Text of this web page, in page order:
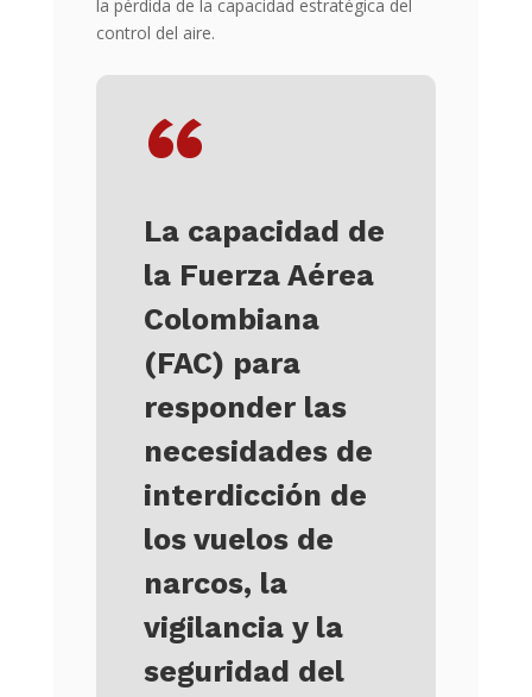
la pérdida de la capacidad estratégica del
control del aire.
“
La capacidad de
la Fuerza Aérea
Colombiana
(FAC) para
responder las
necesidades de
interdicción de
los vuelos de
narcos, la
vigilancia y la
seguridad del